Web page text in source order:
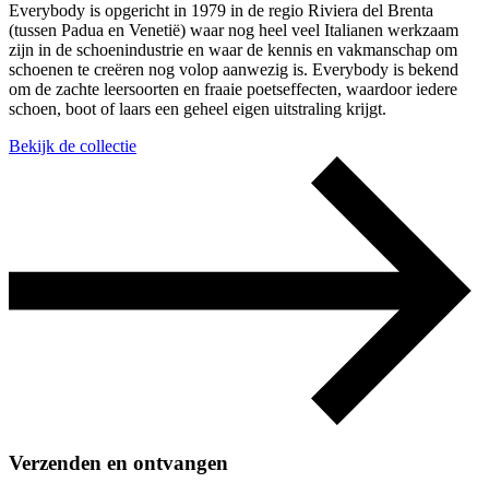
Everybody is opgericht in 1979 in de regio Riviera del Brenta
(tussen Padua en Venetië) waar nog heel veel Italianen werkzaam
zijn in de schoenindustrie en waar de kennis en vakmanschap om
schoenen te creëren nog volop aanwezig is. Everybody is bekend
om de zachte leersoorten en fraaie poetseffecten, waardoor iedere
schoen, boot of laars een geheel eigen uitstraling krijgt.
Bekijk de collectie
Verzenden en ontvangen